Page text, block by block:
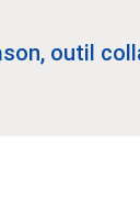
outil